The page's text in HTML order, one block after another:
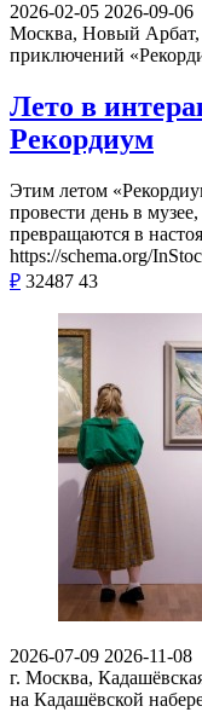
2026-02-05 2026-09-06
Москва, Новый Арбат,
приключений
Лето в
Рекордиум
Этим летом
провести день в
превращаются в
https://schema.org/
₽ 32487 43
2026-07-09 2026-11-08
г. Москва,
на Кадашёвской